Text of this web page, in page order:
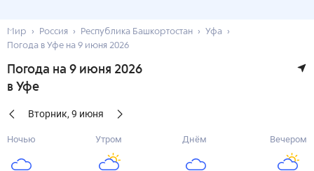
Мир Россия Республика Башкортостан
Уфа
Погода в Уфе на 9 июня 2026
Погода на 9 июня 2026
в Уфе
Вторник, 9 июня
Ночью Утром Днём Вечером